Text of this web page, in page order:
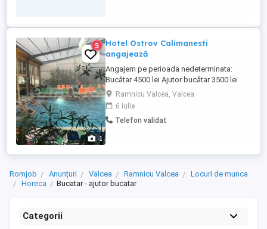
1
5
Hotel Ostrov Calimanesti
angajează
Angajem pe perioada nedeterminata:
Bucătar 4500 lei Ajutor bucătar 3500 lei
Recepționer cu experiență-negociabil
Salariul este net.
Ramnicu Valcea, Valcea
6 iulie
Telefon validat
Romjob Anunțuri Valcea Ramnicu Valcea
Locuri de munca
Horeca
Bucatar - ajutor bucatar
Categorii